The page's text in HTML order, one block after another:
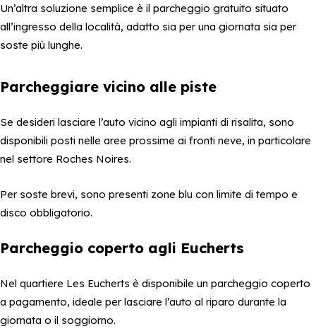
Un’altra soluzione semplice è il parcheggio gratuito situato
all’ingresso della località, adatto sia per una giornata sia per
soste più lunghe.
Parcheggiare vicino alle piste
Se desideri lasciare l’auto vicino agli impianti di risalita, sono
disponibili posti nelle aree prossime ai fronti neve, in particolare
nel settore Roches Noires.
Per soste brevi, sono presenti zone blu con limite di tempo e
disco obbligatorio.
Parcheggio coperto agli Eucherts
Nel quartiere Les Eucherts è disponibile un parcheggio coperto
a pagamento, ideale per lasciare l’auto al riparo durante la
giornata o il soggiorno.